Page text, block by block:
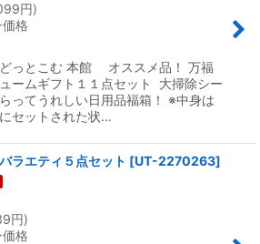
円)
格
っとこむ 本館 オススメ品！ 万福
ームギフト１１点セット 大掃除シー
ってうれしい日用品福箱！ ※中身は
セットされた状…
ラエティ５点セット [UT-2270263]
円)
格